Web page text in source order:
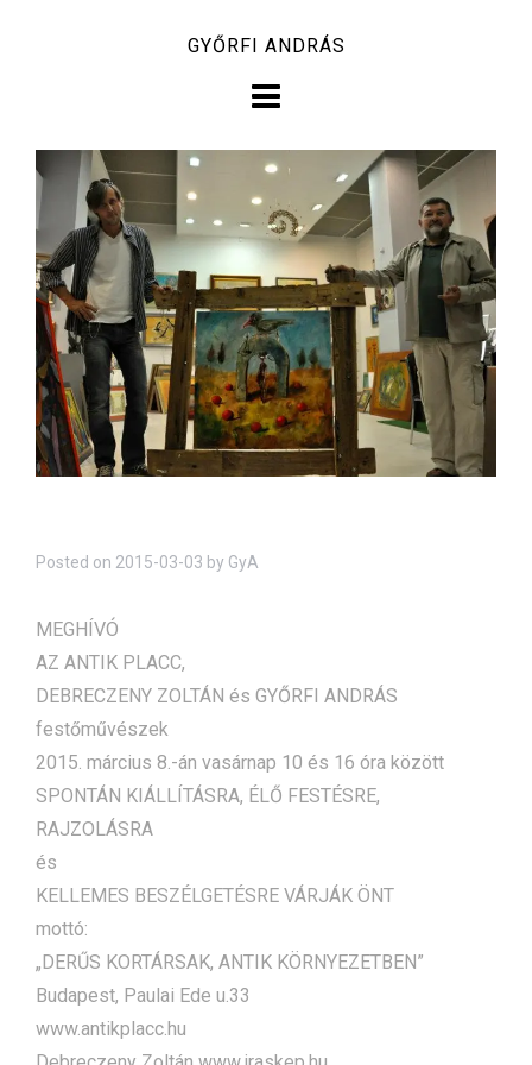
GYŐRFI ANDRÁS
Posted on 2015-03-03 by GyA
MEGHÍVÓ
AZ ANTIK PLACC,
DEBRECZENY ZOLTÁN és GYŐRFI ANDRÁS
festőművészek
2015. március 8.-án vasárnap 10 és 16 óra között
SPONTÁN KIÁLLÍTÁSRA, ÉLŐ FESTÉSRE,
RAJZOLÁSRA
és
KELLEMES BESZÉLGETÉSRE VÁRJÁK ÖNT
mottó:
„DERŰS KORTÁRSAK, ANTIK KÖRNYEZETBEN”
Budapest, Paulai Ede u.33
www.antikplacc.hu